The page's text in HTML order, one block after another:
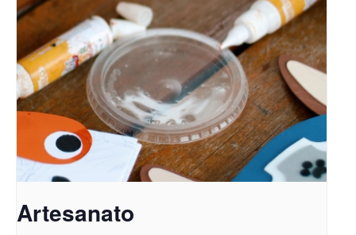
Artesanato